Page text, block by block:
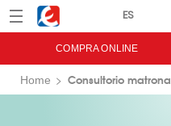
Menú Eroski
COMPRA ONLINE
Home Consultorio matrona